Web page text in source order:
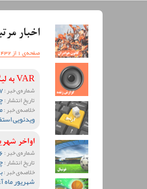
اخبار
صفحه‌ی 1 از 432
VAR به لیگ یک می آید؟!
شماره‌ی خبر :91217
تاریخ انتشار :
خلاصه‌ی خبر :
ویدئویی
اواخر
شماره‌ی خبر :
تاریخ انتشار :
خلاصه‌ی خبر :
شهریور ماه